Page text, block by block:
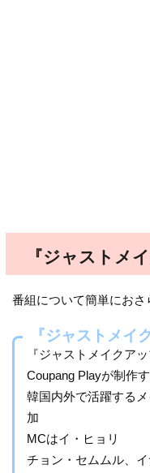
『ジャストメ
番組について簡単におさ
『ジャストメイ
『ジャストメイクアッ
Coupang Playが制作
韓国内外で活躍する
加
MCはイ・ヒョリ
チョン・セムムル、